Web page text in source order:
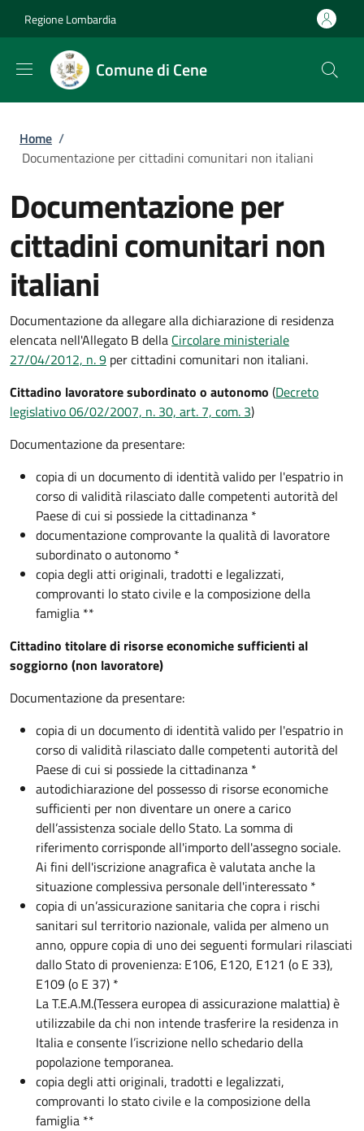
Regione Lombardia
Comune di Cene
Briciole di pane
Home /
Documentazione per cittadini comunitari non italiani
Documentazione per
cittadini comunitari non
italiani
Documentazione da allegare alla dichiarazione di residenza
elencata nell'Allegato B della Circolare ministeriale
27/04/2012, n. 9 per cittadini comunitari non italiani.
Cittadino lavoratore subordinato o autonomo (Decreto
legislativo 06/02/2007, n. 30, art. 7, com. 3)
Documentazione da presentare:
copia di un documento di identità valido per l'espatrio in
corso di validità rilasciato dalle competenti autorità del
Paese di cui si possiede la cittadinanza *
documentazione comprovante la qualità di lavoratore
subordinato o autonomo *
copia degli atti originali, tradotti e legalizzati,
comprovanti lo stato civile e la composizione della
famiglia **
Cittadino titolare di risorse economiche sufficienti al
soggiorno (non lavoratore)
Documentazione da presentare:
copia di un documento di identità valido per l'espatrio in
corso di validità rilasciato dalle competenti autorità del
Paese di cui si possiede la cittadinanza *
autodichiarazione del possesso di risorse economiche
sufficienti per non diventare un onere a carico
dell’assistenza sociale dello Stato. La somma di
riferimento corrisponde all'importo dell'assegno sociale.
Ai fini dell'iscrizione anagrafica è valutata anche la
situazione complessiva personale dell'interessato *
copia di un’assicurazione sanitaria che copra i rischi
sanitari sul territorio nazionale, valida per almeno un
anno, oppure copia di uno dei seguenti formulari rilasciati
dallo Stato di provenienza: E106, E120, E121 (o E 33),
E109 (o E 37) *
La T.E.A.M.(Tessera europea di assicurazione malattia) è
utilizzabile da chi non intende trasferire la residenza in
Italia e consente l’iscrizione nello schedario della
popolazione temporanea.
copia degli atti originali, tradotti e legalizzati,
comprovanti lo stato civile e la composizione della
famiglia **